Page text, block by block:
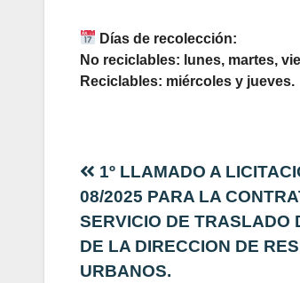
Días de recolección:
No reciclables: lunes, martes,
Reciclables: miércoles y jueves.
Navegación
de
entradas
1º LLAMADO A
08/2025 PARA LA
SERVICIO DE TRASLADO
DE LA DIRECCION DE
URBANOS.